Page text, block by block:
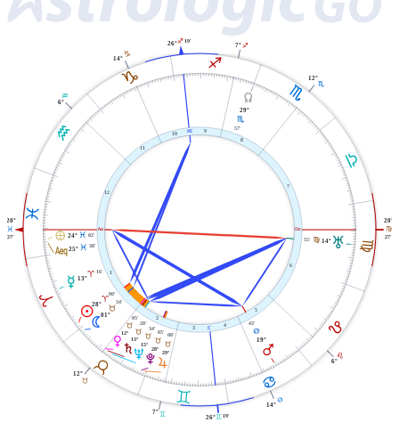
A
B
C
D
E
F
G
H
I
J
K
L
1
W
2
3
4
j
5
6
7
i
8
9
10 X
11
12
L
20°
27'
B
12°
C
7°
C
26° 19'
D
14°
E
6°
F
20°
27'
H
12°
I
7°
I
26° 19'
J
14°
K
6°
È 24° L 02'
l25° L 38'
O 13°
A
16'
M28°
A
00'
N01°
B
34'
P
12°
B
05'
S
13°
B
20'
U
15°
B
34'
V
28°
B
05'
R
29°
B
08'
Q
19°
D
43'
T
14°
F
55'
Y
29°
H
57'